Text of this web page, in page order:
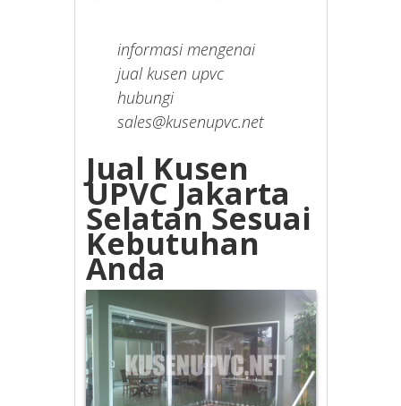
informasi mengenai
jual kusen upvc
hubungi
sales@kusenupvc.net
Jual Kusen
UPVC Jakarta
Selatan Sesuai
Kebutuhan
Anda